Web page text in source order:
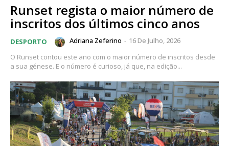
Runset regista o maior número de
inscritos dos últimos cinco anos
DESPORTO Adriana Zeferino - 16 De Julho, 2026
O Runset contou este ano com o maior número de inscritos desde
a sua génese. E o número é curioso, já que, na edição...